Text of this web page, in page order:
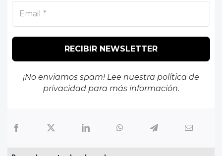
¡No enviamos spam! Lee nuestra política de
privacidadpara más información.